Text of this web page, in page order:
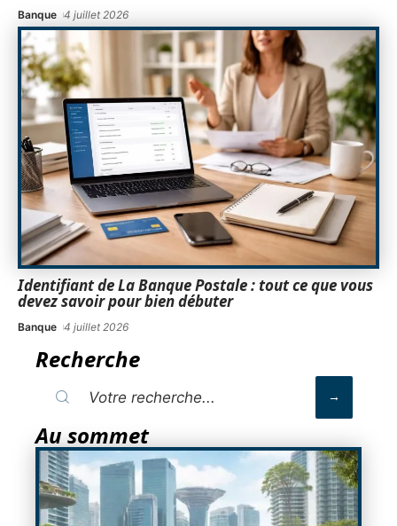
Banque 4 juillet 2026
Identifiant de La Banque Postale : tout ce que vous
devez savoir pour bien débuter
Banque 4 juillet 2026
Recherche
Au sommet